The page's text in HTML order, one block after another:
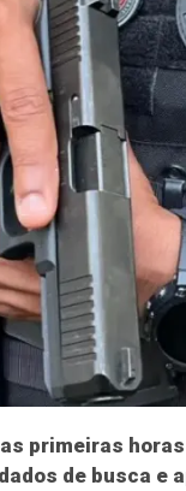
primeiras
de busca e